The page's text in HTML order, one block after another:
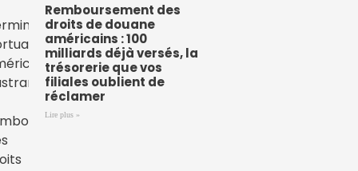
Remboursement des
droits de douane
américains : 100
milliards déjà versés, la
trésorerie que vos
filiales oublient de
réclamer
Lire plus »